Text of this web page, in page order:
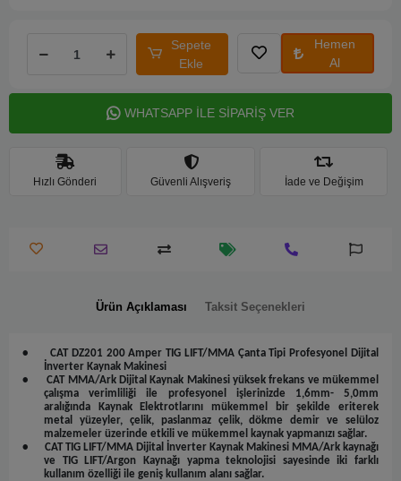
Sepete
Ekle
Hemen
Al
WHATSAPP İLE SİPARİŞ VER
Hızlı Gönderi Güvenli Alışveriş İade ve Değişim
Ürün Açıklaması Taksit Seçenekleri
•
CAT DZ201 200 Amper TIG LIFT/MMA Çanta Tipi Profesyonel Dijital
İnverter Kaynak Makinesi
•
CAT MMA/ArkDijital Kaynak Makinesi yüksek frekans ve mükemmel
çalışma verimliliği ile profesyonel işlerinizde 1,6mm- 5,0mm
aralığında Kaynak Elektrotlarını mükemmel bir şekilde eriterek
metal yüzeyler, çelik, paslanmaz çelik, dökme demir ve selüloz
malzemeler üzerinde etkili ve mükemmel kaynak yapmanızı sağlar.
•
CAT TIG LIFT/MMADijital İnverter Kaynak Makinesi MMA/Ark kaynağı
ve TIG LIFT/Argon Kaynağı yapma teknolojisi sayesinde iki farklı
kullanım özelliği ile geniş kullanım alanı sağlar.